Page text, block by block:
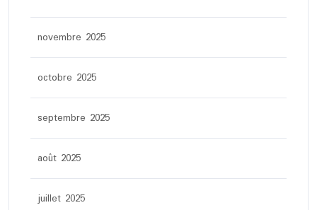
novembre 2025
octobre 2025
septembre 2025
août 2025
juillet 2025